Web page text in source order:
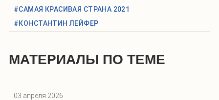
#САМАЯ КРАСИВАЯ СТРАНА 2021
#КОНСТАНТИН ЛЕЙФЕР
МАТЕРИАЛЫ ПО ТЕМЕ
03 апреля 2026